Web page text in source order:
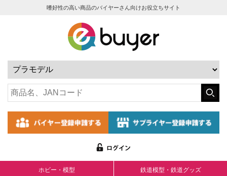
嗜好性の高い商品のバイヤーさん向けお役立ちサイト
ホビー・模型 鉄道模型・鉄道グッズ